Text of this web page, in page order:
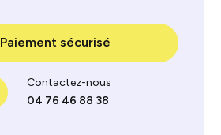
Paiement sécurisé
Contactez-nous
04 76 46 88 38